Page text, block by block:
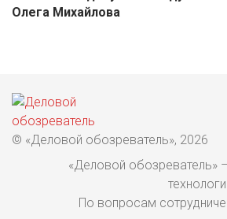
Олега Михайлова
© «Деловой обозреватель», 2026
«Деловой обозреватель»
По вопросам